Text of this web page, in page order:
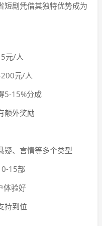
短剧凭借其独特优势成为
元/人
元/人
5-15%分成
额外奖励
疑、言情等多个类型
15部
体验好
持到位